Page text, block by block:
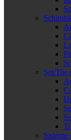
Șei/Tije
Sisteme